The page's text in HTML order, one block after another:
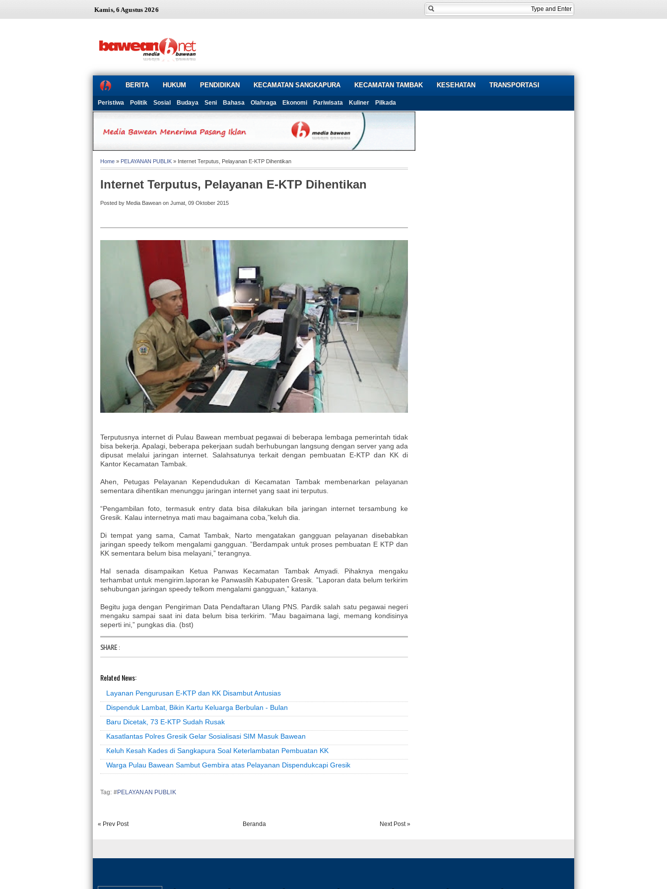
Kamis, 6 Agustus 2026
BERITA HUKUM PENDIDIKAN KECAMATAN SANGKAPURA KECAMATAN TAMBAK KESEHATAN TRANSPORTASI
Peristiwa Politik Sosial Budaya Seni Bahasa Olahraga Ekonomi Pariwisata Kuliner Pilkada
Home » PELAYANAN PUBLIK » Internet Terputus, Pelayanan E-KTP Dihentikan
Internet Terputus, Pelayanan E-KTP Dihentikan
Posted by Media Bawean on Jumat, 09 Oktober 2015
Terputusnya internet di Pulau Bawean membuat pegawai di beberapa lembaga pemerintah tidak
bisa bekerja. Apalagi, beberapa pekerjaan sudah berhubungan langsung dengan server yang ada
dipusat melalui jaringan internet. Salahsatunya terkait dengan pembuatan E-KTP dan KK di
Kantor Kecamatan Tambak.
Ahen, Petugas Pelayanan Kependudukan di Kecamatan Tambak membenarkan pelayanan
sementara dihentikan menunggu jaringan internet yang saat ini terputus.
“Pengambilan foto, termasuk entry data bisa dilakukan bila jaringan internet tersambung ke
Gresik. Kalau internetnya mati mau bagaimana coba,”keluh dia.
Di tempat yang sama, Camat Tambak, Narto mengatakan gangguan pelayanan disebabkan
jaringan speedy telkom mengalami gangguan. ”Berdampak untuk proses pembuatan E KTP dan
KK sementara belum bisa melayani,” terangnya.
Hal senada disampaikan Ketua Panwas Kecamatan Tambak Amyadi. Pihaknya mengaku
terhambat untuk mengirim.laporan ke Panwaslih Kabupaten Gresik. ”Laporan data belum terkirim
sehubungan jaringan speedy telkom mengalami gangguan,” katanya.
Begitu juga dengan Pengiriman Data Pendaftaran Ulang PNS. Pardik salah satu pegawai negeri
mengaku sampai saat ini data belum bisa terkirim. “Mau bagaimana lagi, memang kondisinya
seperti ini,” pungkas dia. (bst)
SHARE :
Related News:
Layanan Pengurusan E-KTP dan KK Disambut Antusias
Dispenduk Lambat, Bikin Kartu Keluarga Berbulan - Bulan
Baru Dicetak, 73 E-KTP Sudah Rusak
Kasatlantas Polres Gresik Gelar Sosialisasi SIM Masuk Bawean
Keluh Kesah Kades di Sangkapura Soal Keterlambatan Pembuatan KK
Warga Pulau Bawean Sambut Gembira atas Pelayanan Dispendukcapi Gresik
Tag: #PELAYANAN PUBLIK
« Prev Post Next Post »
Beranda